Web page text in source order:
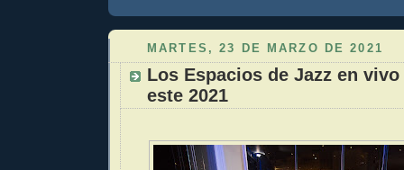
MARTES, 23 DE MARZO DE 2021
Los Espacios de Jazz en vivo
este 2021